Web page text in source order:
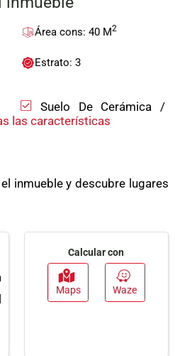
Área cons: 40 M2
Estrato: 3
Suelo De Cerámica /
Mármol
Jardín
las características
inmueble y descubre lugares
Calcular con
Maps Waze